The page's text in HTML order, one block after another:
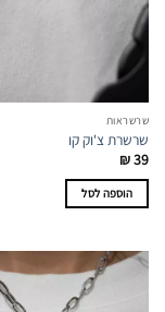
שרשראות
שרשרת צ'וק קו
₪39
הוספה לסל